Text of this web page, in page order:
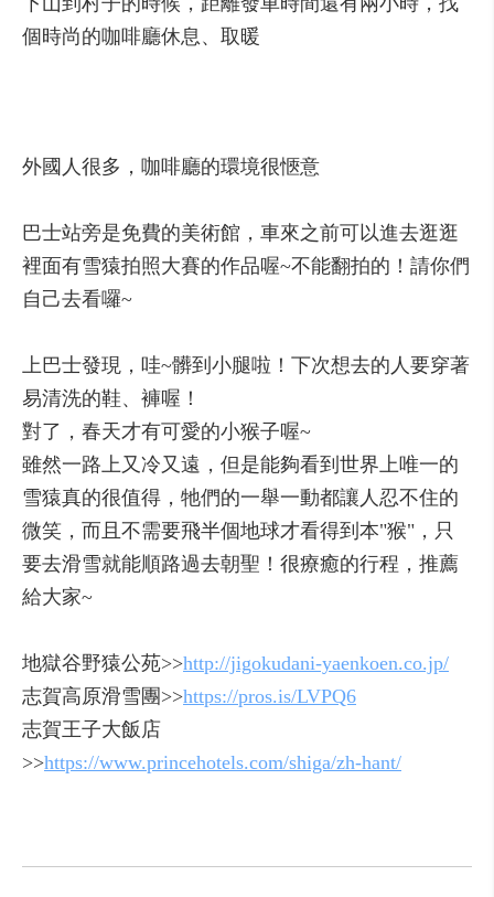
個時尚的咖啡廳休息、取暖
外國人很多，咖啡廳的環境很愜意
巴士站旁是免費的美術館，車來之前可以進去逛逛
裡面有雪猿拍照大賽的作品喔~不能翻拍的！請你們
自己去看囉~
上巴士發現，哇~髒到小腿啦！下次想去的人要穿著
易清洗的鞋、褲喔！
對了，春天才有可愛的小猴子喔~
雖然一路上又冷又遠，但是能夠看到世界上唯一的
雪猿真的很值得，牠們的一舉一動都讓人忍不住的
微笑，而且不需要飛半個地球才看得到本"猴"，只
要去滑雪就能順路過去朝聖！很療癒的行程，推薦
給大家~
地獄谷野猿公苑>>http://jigokudani-yaenkoen.co.jp/
志賀高原滑雪團>>https://pros.is/LVPQ6
志賀王子大飯店
>>https://www.princehotels.com/shiga/zh-hant/